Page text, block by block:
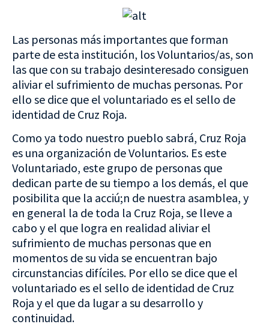
Las personas más importantes que forman
parte de esta institución, los Voluntarios/as, son
las que con su trabajo desinteresado consiguen
aliviar el sufrimiento de muchas personas. Por
ello se dice que el voluntariado es el sello de
identidad de Cruz Roja.
Como ya todo nuestro pueblo sabrá, Cruz Roja
es una organización de Voluntarios. Es este
Voluntariado, este grupo de personas que
dedican parte de su tiempo a los demás, el que
posibilita que la acciú;n de nuestra asamblea, y
en general la de toda la Cruz Roja, se lleve a
cabo y el que logra en realidad aliviar el
sufrimiento de muchas personas que en
momentos de su vida se encuentran bajo
circunstancias difíciles. Por ello se dice que el
voluntariado es el sello de identidad de Cruz
Roja y el que da lugar a su desarrollo y
continuidad.